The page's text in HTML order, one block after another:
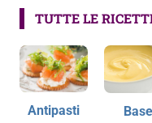
TUTTE LE
Antipasti Base